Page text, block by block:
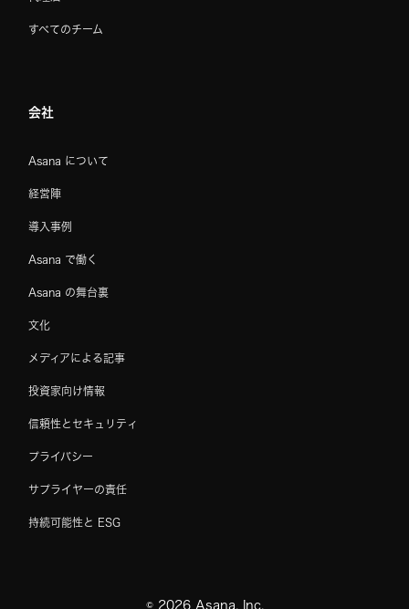
すべてのチーム
会社
Asana について
経営陣
導入事例
Asana で働く
Asana の舞台裏
文化
メディアによる記事
投資家向け情報
信頼性とセキュリティ
プライバシー
サプライヤーの責任
持続可能性と ESG
© 2026Asana, Inc.